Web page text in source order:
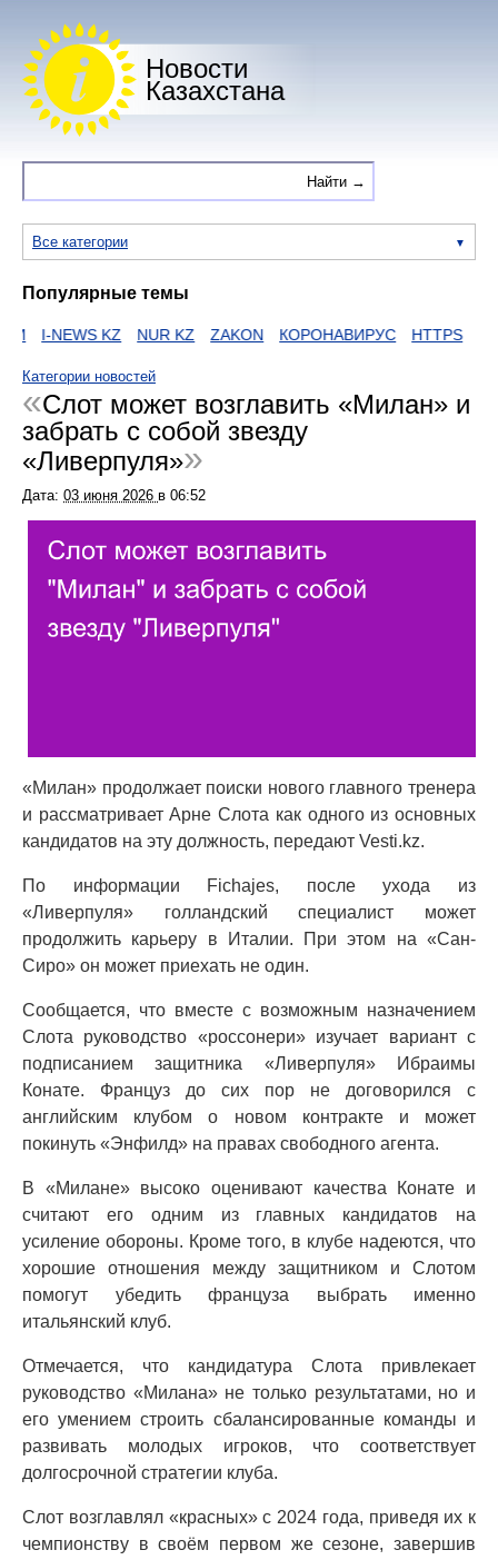
Новости
Казахстана
Все категории
Популярные темы
I-NEWS KZ NUR KZ ZAKON КОРОНАВИРУС HTTPS ЕГОВ
Категории новостей
Слот может возглавить «Милан» и
забрать с собой звезду
«Ливерпуля»
Дата: 03 июня 2026 в 06:52
«Милан» продолжает поиски нового главного тренера
и рассматривает Арне Слота как одного из основных
кандидатов на эту должность, передают Vesti.kz.
По информации Fichajes, после ухода из
«Ливерпуля» голландский специалист может
продолжить карьеру в Италии. При этом на «Сан-
Сиро» он может приехать не один.
Сообщается, что вместе с возможным назначением
Слота руководство «россонери» изучает вариант с
подписанием защитника «Ливерпуля» Ибраимы
Конате. Француз до сих пор не договорился с
английским клубом о новом контракте и может
покинуть «Энфилд» на правах свободного агента.
В «Милане» высоко оценивают качества Конате и
считают его одним из главных кандидатов на
усиление обороны. Кроме того, в клубе надеются, что
хорошие отношения между защитником и Слотом
помогут убедить француза выбрать именно
итальянский клуб.
Отмечается, что кандидатура Слота привлекает
руководство «Милана» не только результатами, но и
его умением строить сбалансированные команды и
развивать молодых игроков, что соответствует
долгосрочной стратегии клуба.
Слот возглавлял «красных» с 2024 года, приведя их к
чемпионству в своём первом же сезоне, завершив